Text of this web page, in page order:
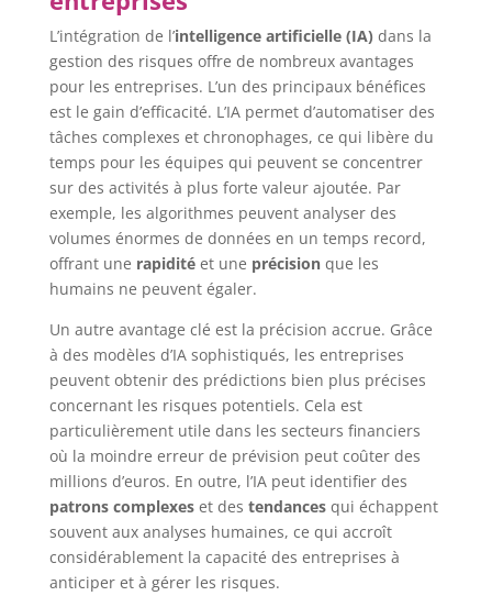
L’intégration de l’intelligence artificielle (IA) dans la
gestion des risques offre de nombreux avantages
pour les entreprises. L’un des principaux bénéfices
est le gain d’efficacité. L’IA permet d’automatiser des
tâches complexes et chronophages, ce qui libère du
temps pour les équipes qui peuvent se concentrer
sur des activités à plus forte valeur ajoutée. Par
exemple, les algorithmes peuvent analyser des
volumes énormes de données en un temps record,
offrant une rapiditéet une précisionque les
humains ne peuvent égaler.
Un autre avantage clé est la précision accrue. Grâce
à des modèles d’IA sophistiqués, les entreprises
peuvent obtenir des prédictions bien plus précises
concernant les risques potentiels. Cela est
particulièrement utile dans les secteurs financiers
où la moindre erreur de prévision peut coûter des
millions d’euros. En outre, l’IA peut identifier des
patrons complexeset des tendancesqui échappent
souvent aux analyses humaines, ce qui accroît
considérablement la capacité des entreprises à
anticiper et à gérer les risques.